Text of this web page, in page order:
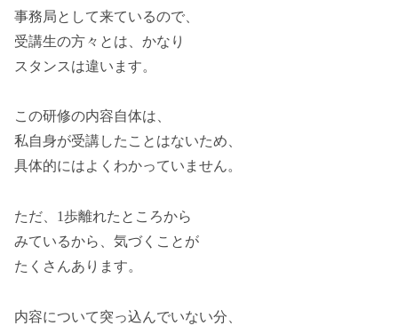
事務局として来ているので、
受講生の方々とは、かなり
スタンスは違います。
この研修の内容自体は、
私自身が受講したことはないため、
具体的にはよくわかっていません。
ただ、1歩離れたところから
みているから、気づくことが
たくさんあります。
内容について突っ込んでいない分、